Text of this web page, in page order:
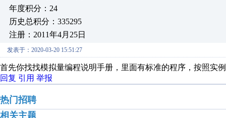
年度积分：24
历史总积分：335295
注册：2011年4月25日
发表于：2020-03-20 15:51:27
首先你找找模拟量编程说明手册，里面有标准的程序，按照实
回复 引用 举报
热门招聘
相关主题